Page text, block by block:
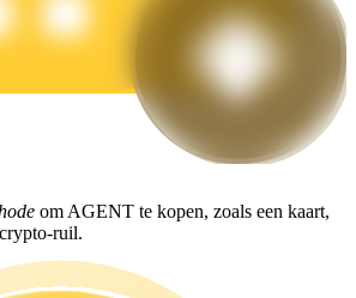
competitieve beloningen
om AGENT te kopen, zoals een kaart,
ruil.